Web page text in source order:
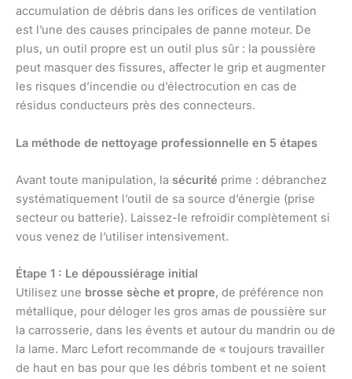
accumulation de débris dans les orifices de ventilation
est l’une des causes principales de panne moteur. De
plus, un outil propre est un outil plus sûr : la poussière
peut masquer des fissures, affecter le grip et augmenter
les risques d’incendie ou d’électrocution en cas de
résidus conducteurs près des connecteurs.
La méthode de nettoyage professionnelle en 5 étapes
Avant toute manipulation, la sécurité prime : débranchez
systématiquement l’outil de sa source d’énergie (prise
secteur ou batterie). Laissez-le refroidir complètement si
vous venez de l’utiliser intensivement.
Étape 1 : Le dépoussiérage initial
Utilisez une brosse sèche et propre, de préférence non
métallique, pour déloger les gros amas de poussière sur
la carrosserie, dans les évents et autour du mandrin ou de
la lame. Marc Lefort recommande de « toujours travailler
de haut en bas pour que les débris tombent et ne soient